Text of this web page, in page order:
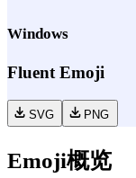
Windows
Fluent Emoji
SVG PNG
Emoji概览